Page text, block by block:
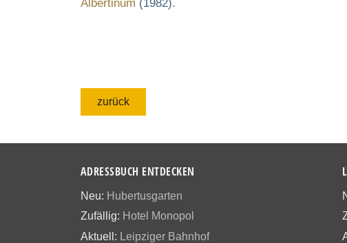
Albertinum (1982).
zurück
ADRESSBUCH ENTDECKEN
Neu: Hubertusgarten
Zufällig: Hotel Monopol
Aktuell: Leipziger Bahnhof